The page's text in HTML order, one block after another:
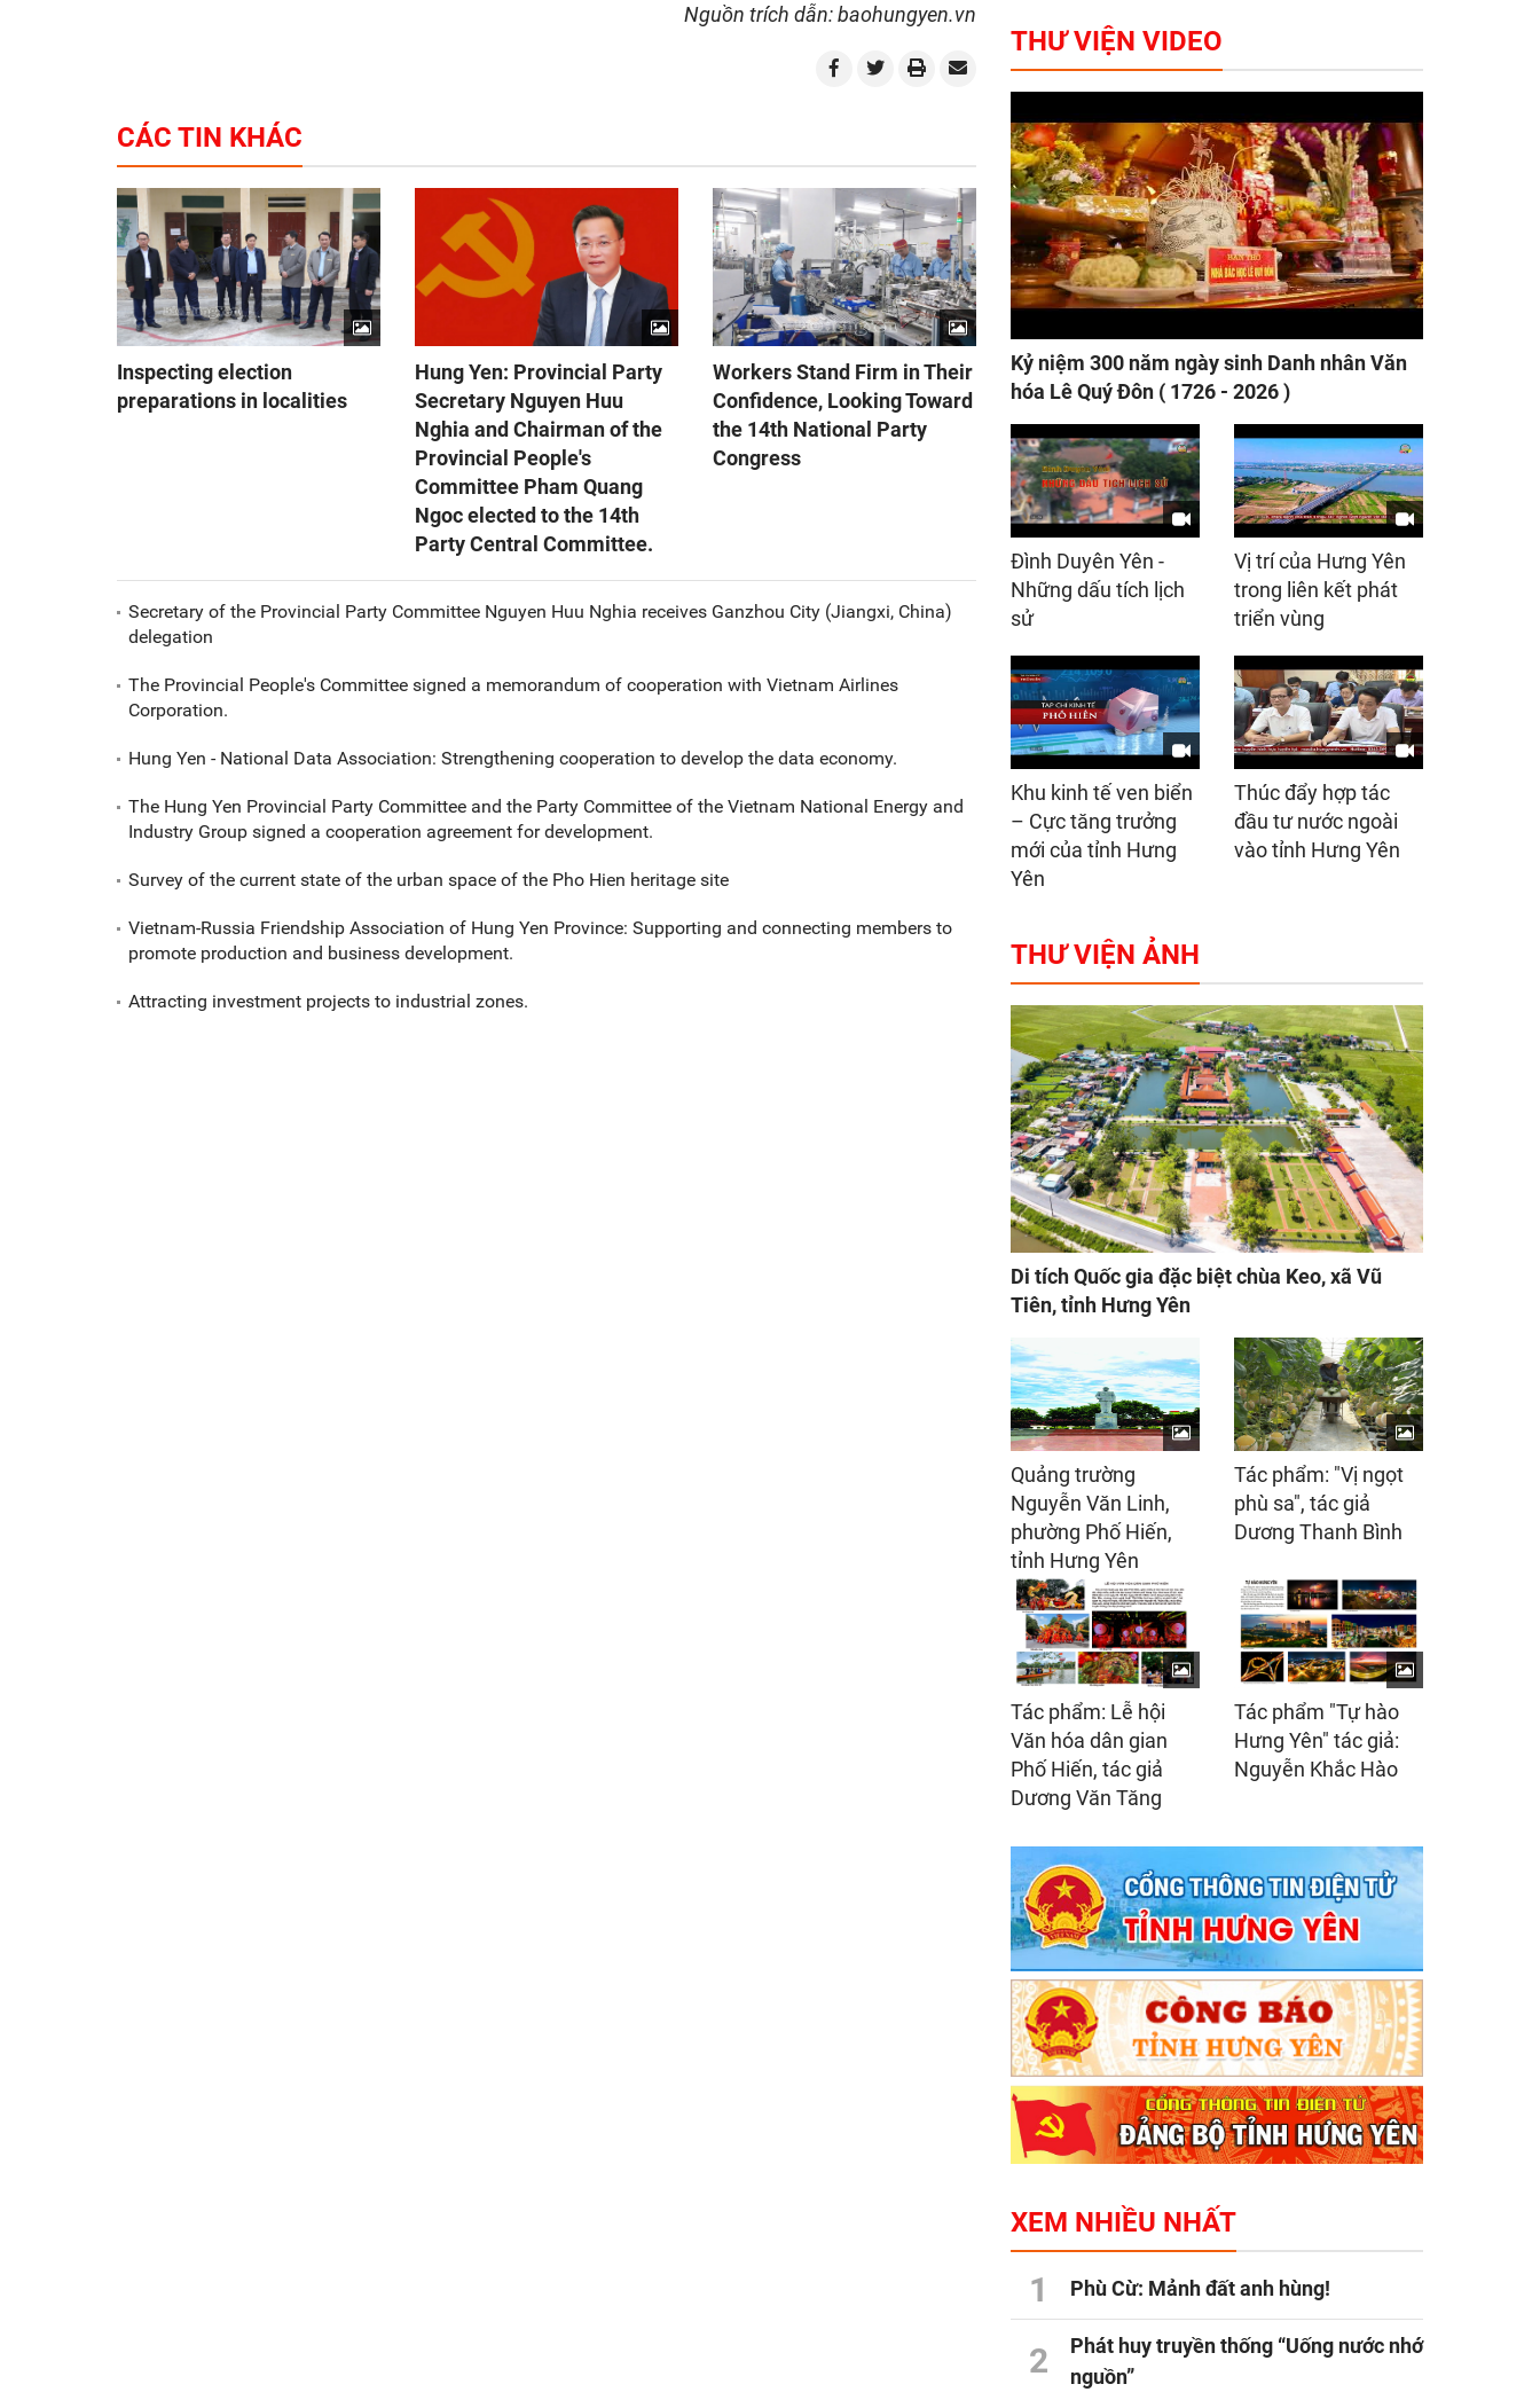
Nguồn trích dẫn: baohungyen.vn
CÁC TIN KHÁC
Inspecting election
preparations in localities
Hung Yen: Provincial Party
Secretary Nguyen Huu
Nghia and Chairman of the
Provincial People's
Committee Pham Quang
Ngoc elected to the 14th
Party Central Committee.
Workers Stand Firm in Their
Confidence, Looking Toward
the 14th National Party
Congress
Secretary of the Provincial Party Committee Nguyen Huu Nghia receives Ganzhou City (Jiangxi, China)
delegation
The Provincial People's Committee signed a memorandum of cooperation with Vietnam Airlines
Corporation.
Hung Yen - National Data Association: Strengthening cooperation to develop the data economy.
The Hung Yen Provincial Party Committee and the Party Committee of the Vietnam National Energy and
Industry Group signed a cooperation agreement for development.
Survey of the current state of the urban space of the Pho Hien heritage site
Vietnam-Russia Friendship Association of Hung Yen Province: Supporting and connecting members to
promote production and business development.
Attracting investment projects to industrial zones.
THƯ VIỆN VIDEO
Kỷ niệm 300 năm ngày sinh Danh nhân Văn
hóa Lê Quý Đôn ( 1726 - 2026 )
Đình Duyên Yên -
Những dấu tích lịch
sử
Vị trí của Hưng Yên
trong liên kết phát
triển vùng
Khu kinh tế ven biển
– Cực tăng trưởng
mới của tỉnh Hưng
Yên
Thúc đẩy hợp tác
đầu tư nước ngoài
vào tỉnh Hưng Yên
THƯ VIỆN ẢNH
Di tích Quốc gia đặc biệt chùa Keo, xã Vũ
Tiên, tỉnh Hưng Yên
Quảng trường
Nguyễn Văn Linh,
phường Phố Hiến,
tỉnh Hưng Yên
Tác phẩm: "Vị ngọt
phù sa", tác giả
Dương Thanh Bình
Tác phẩm: Lễ hội
Văn hóa dân gian
Phố Hiến, tác giả
Dương Văn Tăng
Tác phẩm "Tự hào
Hưng Yên" tác giả:
Nguyễn Khắc Hào
XEM NHIỀU NHẤT
1 Phù Cừ: Mảnh đất anh hùng!
2
Phát huy truyền thống “Uống nước nhớ
nguồn”